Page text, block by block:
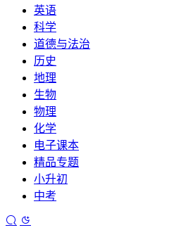
英语
科学
道德与法治
历史
地理
生物
物理
化学
电子课本
精品专题
小升初
中考